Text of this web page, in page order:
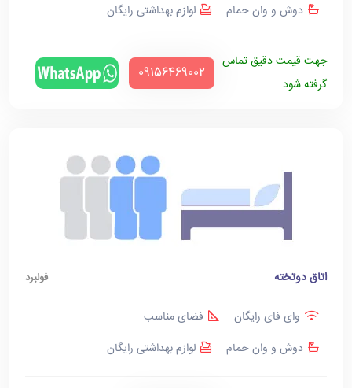
دوش و وان حمام
لوازم بهداشتی رایگان
جهت قیمت دقیق تماس
گرفته شود
‪09156469002‬
اتاق دوتخته فولبرد
وای فای رایگان
فضای مناسب
دوش و وان حمام
لوازم بهداشتی رایگان